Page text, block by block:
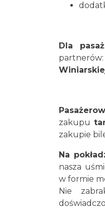
Dla
zakupu
zakupie
Na
nasza
w formie
Nie